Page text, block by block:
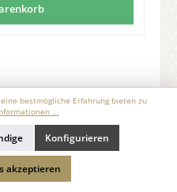
bestmögliche Erfahrung bieten zu
...
Konfigurieren
akzeptieren